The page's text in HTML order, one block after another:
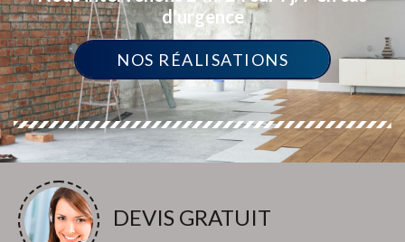
d'urgence
NOS RÉALISATIONS
DEVIS GRATUIT